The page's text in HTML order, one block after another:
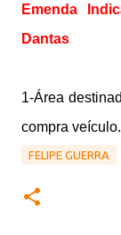
Emenda
Dantas
1-Área
compra
FELIPE GUERRA